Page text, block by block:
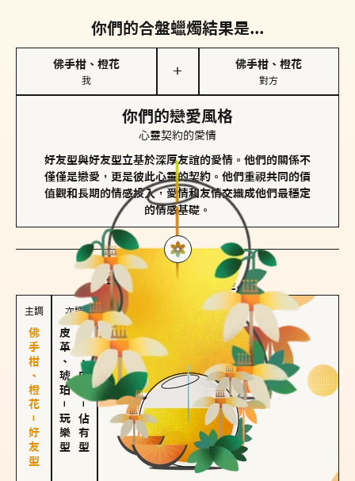
你們的合盤蠟燭結果是...
佛手柑、橙花
我
＋
佛手柑、橙花
對方
你們的戀愛風格
心靈契約的愛情
好友型與好友型立基於深厚友誼的愛情。他們的關係不
僅僅是戀愛，更是彼此心靈的契約。他們重視共同的價
值觀和長期的情感投入，愛情和友情交織成他們最穩定
的情感基礎。
對方 的主調蠟燭是...
主調
佛手柑、橙花－好友型
次調
皮革、琥珀
－
玩樂型
胡椒、肉桂
－
佔有型